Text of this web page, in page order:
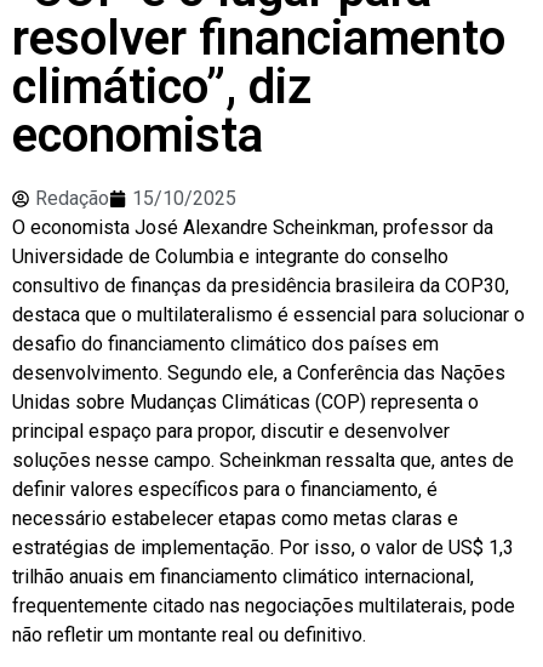
resolver financiamento
climático”, diz
economista
Redação
15/10/2025
O economista José Alexandre Scheinkman, professor da
Universidade de Columbia e integrante do conselho
consultivo de finanças da presidência brasileira da COP30,
destaca que o multilateralismo é essencial para solucionar o
desafio do financiamento climático dos países em
desenvolvimento. Segundo ele, a Conferência das Nações
Unidas sobre Mudanças Climáticas (COP) representa o
principal espaço para propor, discutir e desenvolver
soluções nesse campo. Scheinkman ressalta que, antes de
definir valores específicos para o financiamento, é
necessário estabelecer etapas como metas claras e
estratégias de implementação. Por isso, o valor de US$ 1,3
trilhão anuais em financiamento climático internacional,
frequentemente citado nas negociações multilaterais, pode
não refletir um montante real ou definitivo.